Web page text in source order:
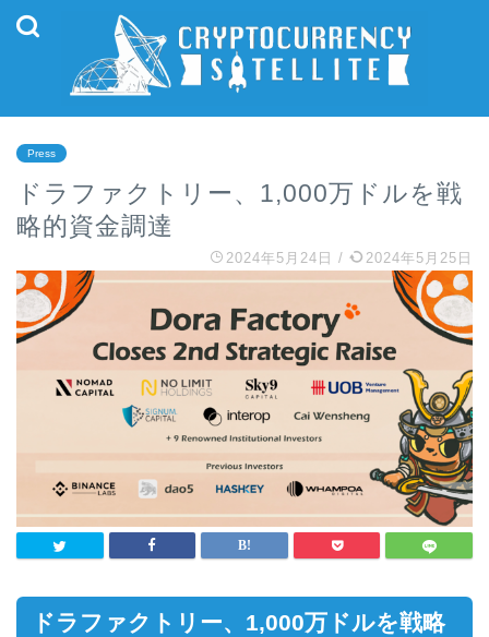
Press
ドラファクトリー、1,000万ドルを戦
略的資金調達
2024年5月24日 / 2024年5月25日
ドラファクトリー、1,000万ドルを戦略